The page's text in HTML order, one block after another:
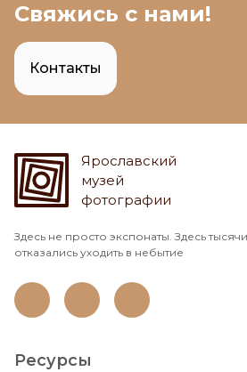
Свяжись с нами!
Контакты
Ярославский
музей
фотографии
Здесь не просто экспонаты. Здесь
отказались уходить в небытие
Ресурсы